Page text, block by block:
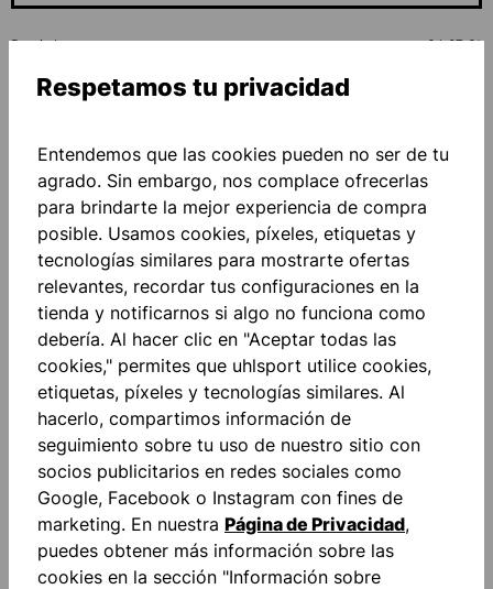
Precio base 34,87 €*
A LA CESTA
Añadir a la lista de deseos
Descripción
Impresión de uhlsport en el hombro Inserciones
laterales de color en contraste Nuevo corte
Material: 100% poliéster ce…Más
Valoraciones
Respetamos tu privacidad
Entendemos que las cookies pueden no ser de tu
agrado. Sin embargo, nos complace ofrecerlas
para brindarte la mejor experiencia de compra
posible. Usamos cookies, píxeles, etiquetas y
tecnologías similares para mostrarte ofertas
relevantes, recordar tus configuraciones en la
tienda y notificarnos si algo no funciona como
debería. Al hacer clic en "Aceptar todas las
cookies," permites que uhlsport utilice cookies,
etiquetas, píxeles y tecnologías similares. Al
hacerlo, compartimos información de
seguimiento sobre tu uso de nuestro sitio con
socios publicitarios en redes sociales como
Google, Facebook o Instagram con fines de
marketing. En nuestra Página de Privacidad,
puedes obtener más información sobre las
cookies en la sección "Información sobre